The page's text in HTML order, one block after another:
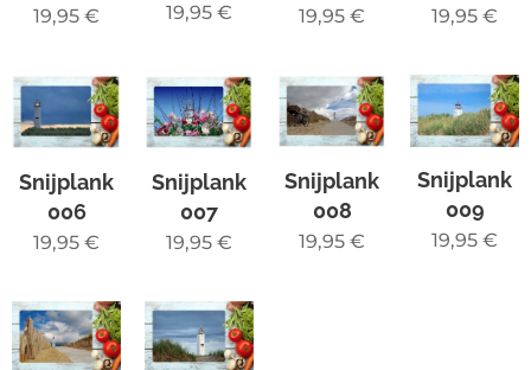
19,95 € 19,95 € 19,95 € 19,95 €
Snijplank
006
19,95 €
Snijplank
007
19,95 €
Snijplank
008
19,95 €
Snijplank
009
19,95 €